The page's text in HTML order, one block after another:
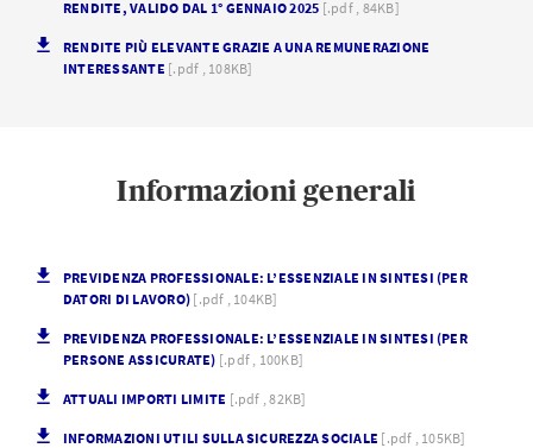
RENDITE, VALIDO DAL 1° GENNAIO 2025 [.pdf , 84KB]
RENDITE PIÙ ELEVANTE GRAZIE A UNA REMUNERAZIONE
INTERESSANTE [.pdf , 108KB]
Informazioni generali
PREVIDENZA PROFESSIONALE: L’ESSENZIALE IN SINTESI (PER
DATORI DI LAVORO) [.pdf , 104KB]
PREVIDENZA PROFESSIONALE: L’ESSENZIALE IN SINTESI (PER
PERSONE ASSICURATE) [.pdf , 100KB]
ATTUALI IMPORTI LIMITE [.pdf , 82KB]
INFORMAZIONI UTILI SULLA SICUREZZA SOCIALE [.pdf , 105KB]